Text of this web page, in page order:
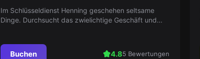
Im Schlüsseldienst Henning geschehen seltsame
Dinge. Durchsucht das zwielichtige Geschäft und
Buchen 4.85 Bewertungen